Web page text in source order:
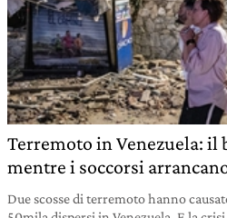
Terremoto in Venezuela: il
mentre i soccorsi
Due scosse di terremoto hanno